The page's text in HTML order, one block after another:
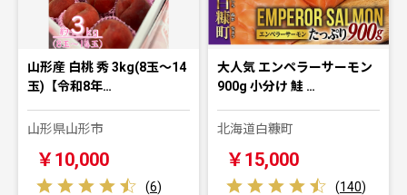
山形産 白桃 秀 3kg(8玉～14
玉)【令和8年…
山形県山形市
￥10,000
(6)
大人気 エンペラーサーモン
900g 小分け 鮭 …
北海道白糠町
￥15,000
(140)